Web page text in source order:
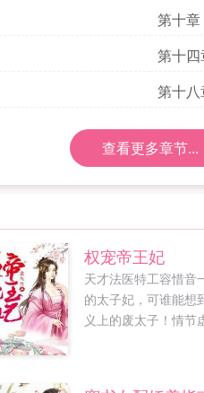
第十
第十
第十
查看更多章节...
权宠帝王妃
天才法医特工容惜音
的太子妃，可谁能想
义上的废太子！情节